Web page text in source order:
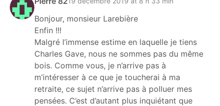
Bonjour, monsieur Larebière
Enfin !!!
Malgré l’immense estime en laquelle je tiens
Charles Gave, nous ne sommes pas du même
bois. Comme vous, je n’arrive pas à
m’intéresser à ce que je toucherai à ma
retraite, ce sujet n’arrive pas à polluer mes
pensées. C’est d’autant plus inquiétant que